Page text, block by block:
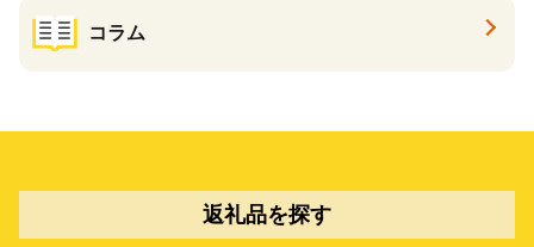
コラム
返礼品を探す